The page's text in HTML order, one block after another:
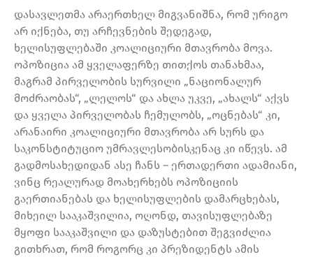
დასავლეთმა არაერთხელ მიგვანიშნა, რომ ურიგო
არ იქნება, თუ არჩევნების შედეგად,
ხელისუფლებაში კოალიციური მთავრობა მოვა.
ოპოზიცია ამ ყველაფერზე თითქოს თანახმაა,
მაგრამ პირველობის სურვილი „ნაციონალურ
მოძრაობას“, „ლელოს“ და ახლა უკვე, „ახალს“ აქვს
და ყველა პირველობას ჩემულობს, „ოცნებას“ კი,
არანაირი კოალიციური მთავრობა არ სურს და
საკონსტიტუციო უმრავლესობისკენაც კი იწევს. ამ
გადმოსახედიდან ასე ჩანს – ერთადერთი ადამიანი,
ვინც რეალურად მოახერხებს ოპოზიციის
გაერთიანებას და ხელისუფლების დამარცხებას,
მიხეილ სააკაშვილია, ოღონდ, თავისუფლებაზე
მყოფი სააკაშვილი და დაზუსტებით შეგვიძლია
გითხრათ, რომ როგორც კი პრეზიდენტს ამის